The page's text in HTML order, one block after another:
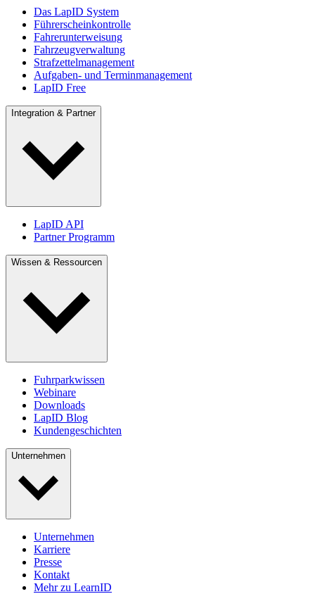
Das LapID System
Führerscheinkontrolle
Fahrerunterweisung
Fahrzeugverwaltung
Strafzettelmanagement
Aufgaben- und Terminmanagement
LapID Free
Integration & Partner
LapID API
Partner Programm
Wissen & Ressourcen
Fuhrparkwissen
Webinare
Downloads
LapID Blog
Kundengeschichten
Unternehmen
Unternehmen
Karriere
Presse
Kontakt
Mehr zu LearnID